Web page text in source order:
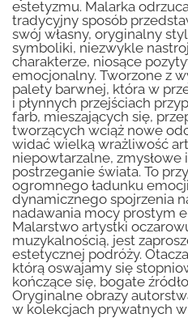
estetyzmu. Malarka
tradycyjny sposób
swój własny, oryginalny
symboliki, niezwykle
charakterze, niosące
emocjonalny. Tworzone z
palety barwnej, która w
i płynnych przejściach
farb, mieszających się,
tworzących wciąż nowe
widać wielką wrażliwość
niepowtarzalne,
postrzeganie świata. To
ogromnego ładunku
dynamicznego spojrzenia
nadawania mocy prostym
Malarstwo artystki
muzykalnością, jest
estetycznej podróży.
którą oswajamy się
kończące się, bogate
Oryginalne obrazy
w kolekcjach prywatnych w